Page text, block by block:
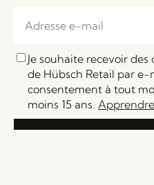
Je souhaite recevoir
de Hübsch Retail par e-
consentement à tout
moins 15 ans.